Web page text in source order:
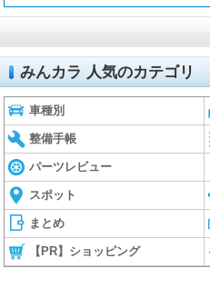
みんカラ 人気のカテゴリ
車種別
整備手帳
パーツレビュー
スポット
まとめ
【PR】ショッピング